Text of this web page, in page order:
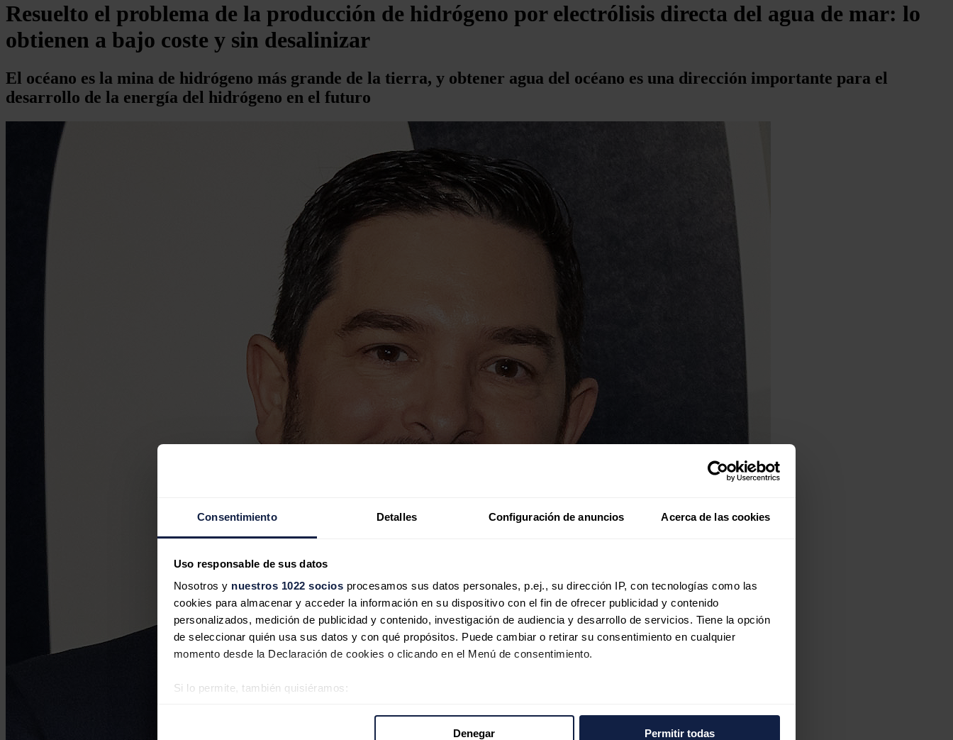
Consentimiento Detalles Configuración de anuncios Acerca de las cookies
Uso responsable de sus datos
Nosotros y nuestros 1022 socios procesamos sus datos personales, p.ej., su dirección IP, con tecnologías como las
cookies para almacenar y acceder la información en su dispositivo con el fin de ofrecer publicidad y contenido
personalizados, medición de publicidad y contenido, investigación de audiencia y desarrollo de servicios. Tiene la opción
de seleccionar quién usa sus datos y con qué propósitos. Puede cambiar o retirar su consentimiento en cualquier
momento desde la Declaración de cookies o clicando en el Menú de consentimiento.
Si lo permite, también quisiéramos:
Denegar Permitir todas
Resuelto el problema de la producción de hidrógeno por electrólisis directa del agua de mar: lo
obtienen a bajo coste y sin desalinizar
El océano es la mina de hidrógeno más grande de la tierra, y obtener agua del océano es una dirección importante para el
desarrollo de la energía del hidrógeno en el futuro